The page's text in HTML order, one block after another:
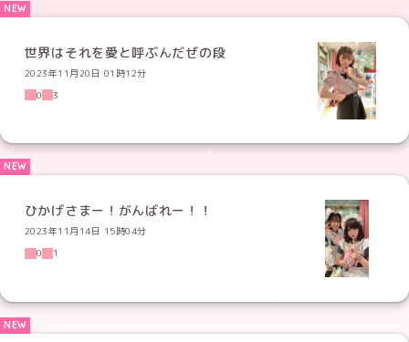
世界はそれを愛と呼ぶんだぜの段
2023年11月20日 01時12分
0
3
ひかげさまー！がんばれー！！
2023年11月14日 15時04分
0
1